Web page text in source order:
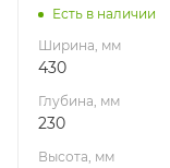
Есть в наличии
Ширина, мм
430
Глубина, мм
230
Высота, мм